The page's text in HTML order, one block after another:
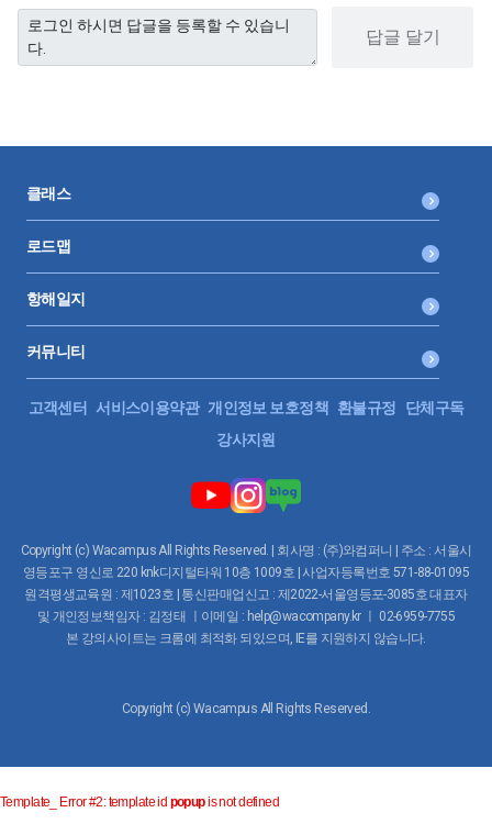
답글 달기
클래스
로드맵
항해일지
커뮤니티
고객센터 서비스이용약관 개인정보 보호정책 환불규정
단체구독
강사지원
Copyright (c) Wacampus All Rights Reserved. | 회사명 : (주)와컴퍼니 | 주소 : 서울시
영등포구 영신로 220 knk디지털타워 10층 1009호 | 사업자등록번호 571-88-01095
원격평생교육원 : 제1023호 | 통신판매업신고 : 제2022-서울영등포-3085호 대표자
및 개인정보책임자 : 김정태 ㅣ이메일 : help@wacompany.kr ㅣ 02-6959-7755
본 강의사이트는 크롬에 최적화 되있으며, IE를 지원하지 않습니다.
Copyright (c) Wacampus All Rights Reserved.
Template_ Error #2: template id popupis not defined